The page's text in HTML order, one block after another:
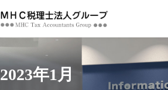
2023年1月